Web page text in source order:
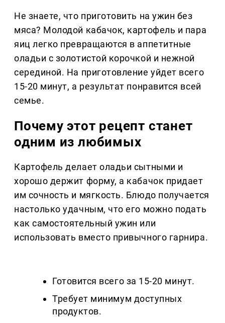
Не знаете, что приготовить на ужин без
мяса? Молодой кабачок, картофель и пара
яиц легко превращаются в аппетитные
оладьи с золотистой корочкой и нежной
серединой. На приготовление уйдет всего
15-20 минут, а результат понравится всей
семье.
Почему этот рецепт станет
одним из любимых
Картофель делает оладьи сытными и
хорошо держит форму, а кабачок придает
им сочность и мягкость. Блюдо получается
настолько удачным, что его можно подать
как самостоятельный ужин или
использовать вместо привычного гарнира.
Готовится всего за 15-20 минут.
Требует минимум доступных
продуктов.